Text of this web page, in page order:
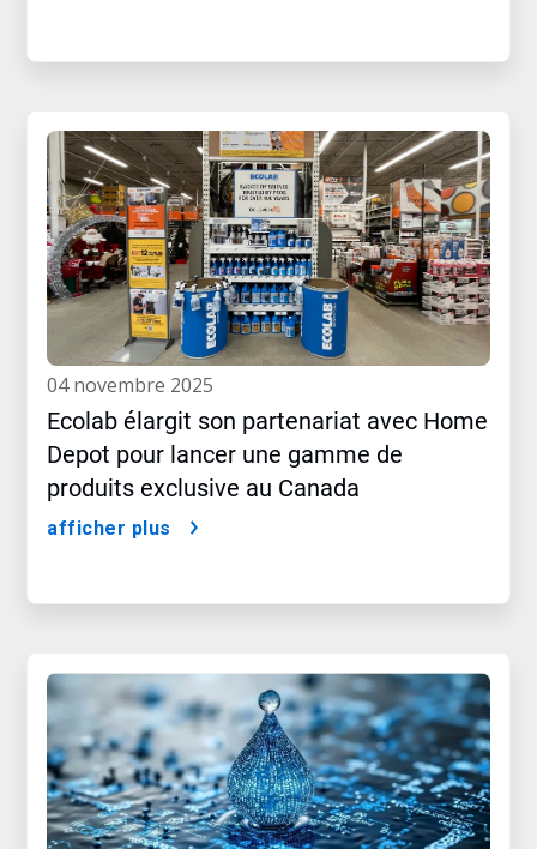
04 novembre 2025
Ecolab élargit son partenariat avec Home
Depot pour lancer une gamme de
produits exclusive au Canada
afficher plus